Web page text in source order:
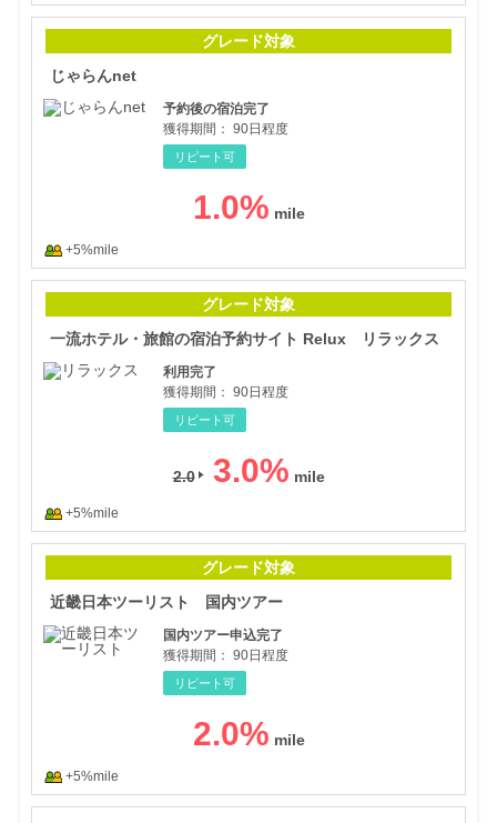
グレード対象
じゃらんnet
予約後の宿泊完了
獲得期間： 90日程度
リピート可
1.0%
+5%mile
グレード対象
一流ホテル・旅館の宿泊予約サイト Relux リラックス
利用完了
獲得期間： 90日程度
リピート可
2.0 3.0%
+5%mile
グレード対象
近畿日本ツーリスト 国内ツアー
国内ツアー申込完了
獲得期間： 90日程度
リピート可
2.0%
+5%mile